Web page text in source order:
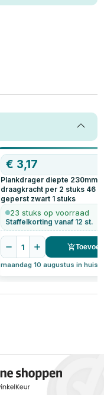
€ 3,17
Plankdrager diepte 230mm
draagkracht per 2 stuks 46
geperst zwart 1 stuks
23 stuks op voorraad
Staffelkorting vanaf 12 st.
1
maandag 10 augustus in huis